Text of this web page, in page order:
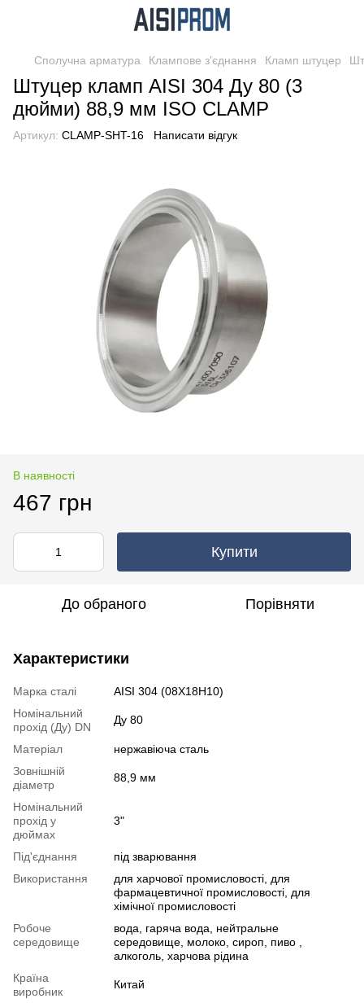
Сполучна арматура Клампове з'єднання Кламп штуцер
Штуцер кламп AISI 304 Ду 80 (3
дюйми) 88,9 мм ISO CLAMP
Артикул: CLAMP-SHT-16 Написати відгук
В наявності
467 грн
Купити
До обраного Порівняти
Характеристики
Марка сталі
AISI 304 (08Х18Н10)
Номінальний
прохід (Ду) DN
Ду 80
Матеріал
нержавіюча сталь
Зовнішній
діаметр
88,9 мм
Номінальний
прохід у
дюймах
3"
Під'єднання
під зварювання
Використання
для харчової промисловості, для
фармацевтичної промисловості, для
хімічної промисловості
Робоче
середовище
вода, гаряча вода, нейтральне
середовище, молоко, сироп, пиво ,
алкоголь, харчова рідина
Країна
виробник
Китай